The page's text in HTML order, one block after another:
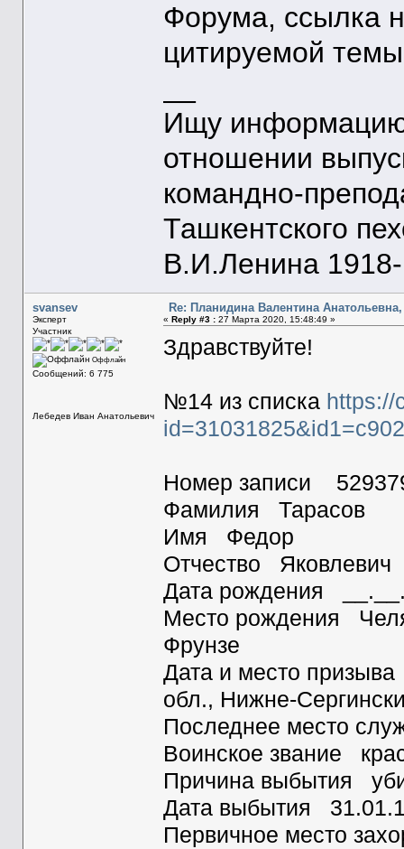
Форума, ссылка
цитируемой
Ищу информацию
отношении
командно-
Ташкентского
В.И.Ленина 1918-
svansev
Эксперт
Участник
Оффлайн
Сообщений: 6 775
Лебедев Иван Анатольевич
Re: Планидина Валентина Анатольевна,
« Reply #3 :27 Марта 2020, 15:48:49 »
Здравствуйте!
№14 из списка https://
Номер записи
Фамилия Тарасов
Имя Федор
Отчество Яковлевич
Дата рождения
Место рождения
Фрунзе
Дата и место
обл., Нижне-
Последнее место
Воинское звание
Причина выбытия
Дата выбытия
Первичное место